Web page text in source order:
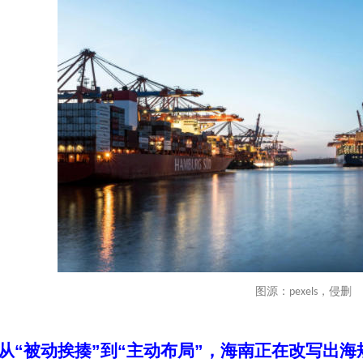
图源： pexels，侵删
“被动挨揍”到 “主动布局” ，海南正在改写出海